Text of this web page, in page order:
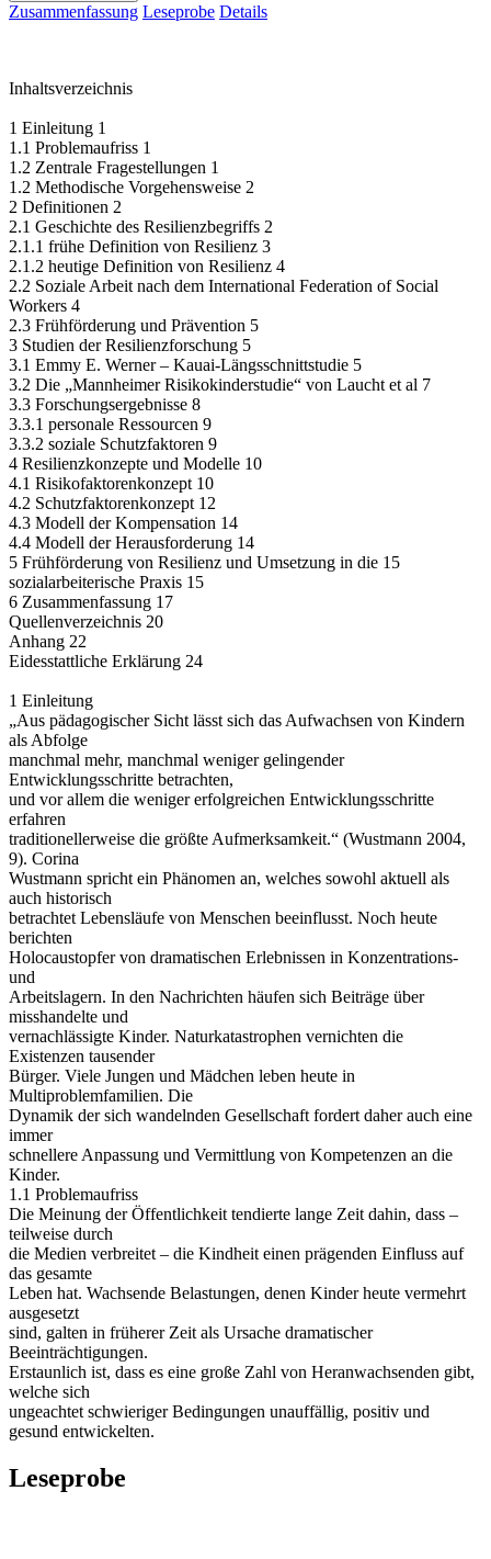
Zusammenfassung Leseprobe Details
Inhaltsverzeichnis
1 Einleitung 1
1.1 Problemaufriss 1
1.2 Zentrale Fragestellungen 1
1.2 Methodische Vorgehensweise 2
2 Definitionen 2
2.1 Geschichte des Resilienzbegriffs 2
2.1.1 frühe Definition von Resilienz 3
2.1.2 heutige Definition von Resilienz 4
2.2 Soziale Arbeit nach dem International Federation of Social
Workers 4
2.3 Frühförderung und Prävention 5
3 Studien der Resilienzforschung 5
3.1 Emmy E. Werner – Kauai-Längsschnittstudie 5
3.2 Die „Mannheimer Risikokinderstudie“ von Laucht et al 7
3.3 Forschungsergebnisse 8
3.3.1 personale Ressourcen 9
3.3.2 soziale Schutzfaktoren 9
4 Resilienzkonzepte und Modelle 10
4.1 Risikofaktorenkonzept 10
4.2 Schutzfaktorenkonzept 12
4.3 Modell der Kompensation 14
4.4 Modell der Herausforderung 14
5 Frühförderung von Resilienz und Umsetzung in die 15
sozialarbeiterische Praxis 15
6 Zusammenfassung 17
Quellenverzeichnis 20
Anhang 22
Eidesstattliche Erklärung 24
1 Einleitung
„Aus pädagogischer Sicht lässt sich das Aufwachsen von Kindern
als Abfolge
manchmal mehr, manchmal weniger gelingender
Entwicklungsschritte betrachten,
und vor allem die weniger erfolgreichen Entwicklungsschritte
erfahren
traditionellerweise die größte Aufmerksamkeit.“ (Wustmann 2004,
9). Corina
Wustmann spricht ein Phänomen an, welches sowohl aktuell als
auch historisch
betrachtet Lebensläufe von Menschen beeinflusst. Noch heute
berichten
Holocaustopfer von dramatischen Erlebnissen in Konzentrations-
und
Arbeitslagern. In den Nachrichten häufen sich Beiträge über
misshandelte und
vernachlässigte Kinder. Naturkatastrophen vernichten die
Existenzen tausender
Bürger. Viele Jungen und Mädchen leben heute in
Multiproblemfamilien. Die
Dynamik der sich wandelnden Gesellschaft fordert daher auch eine
immer
schnellere Anpassung und Vermittlung von Kompetenzen an die
Kinder.
1.1 Problemaufriss
Die Meinung der Öffentlichkeit tendierte lange Zeit dahin, dass –
teilweise durch
die Medien verbreitet – die Kindheit einen prägenden Einfluss auf
das gesamte
Leben hat. Wachsende Belastungen, denen Kinder heute vermehrt
ausgesetzt
sind, galten in früherer Zeit als Ursache dramatischer
Beeinträchtigungen.
Erstaunlich ist, dass es eine große Zahl von Heranwachsenden gibt,
welche sich
ungeachtet schwieriger Bedingungen unauffällig, positiv und
gesund entwickelten.
Leseprobe